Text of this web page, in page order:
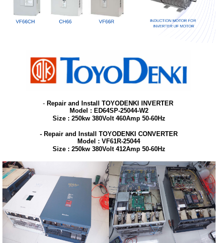
- Repair and Install TOYODENKI INVERTER
Model : ED64SP-25044-W2
Size : 250kw 380Volt 460Amp 50-60Hz
- Repair and Install TOYODENKI CONVERTER
Model : VF61R-25044
Size : 250kw 380Volt 412Amp 50-60Hz